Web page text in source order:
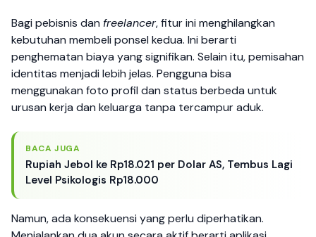
Bagi pebisnis dan freelancer, fitur ini menghilangkan
kebutuhan membeli ponsel kedua. Ini berarti
penghematan biaya yang signifikan. Selain itu, pemisahan
identitas menjadi lebih jelas. Pengguna bisa
menggunakan foto profil dan status berbeda untuk
urusan kerja dan keluarga tanpa tercampur aduk.
BACA JUGA
Rupiah Jebol ke Rp18.021 per Dolar AS, Tembus Lagi
Level Psikologis Rp18.000
Namun, ada konsekuensi yang perlu diperhatikan.